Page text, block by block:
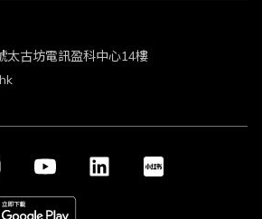
太古坊電訊盈科中心14樓